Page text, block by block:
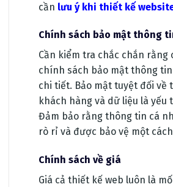
cần lưu ý khi thiết kế
Chính sách bảo mật thông
Cần kiểm tra chắc chắn rằng
chính sách bảo mật thông
chi tiết. Bảo mật tuyệt đối về
khách hàng và dữ liệu là yếu
Đảm bảo rằng thông tin cá
rò rỉ và được bảo vệ một
Chính sách về giá
Giá cả thiết kế web luôn là